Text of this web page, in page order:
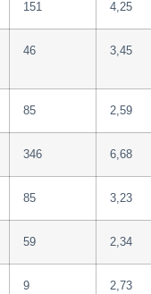
151 4,25
46 3,45
85 2,59
346 6,68
85 3,23
59 2,34
9 2,73